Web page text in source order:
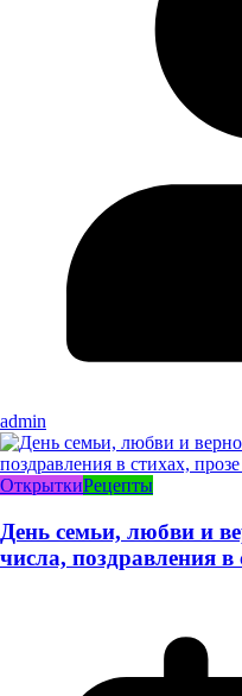
admin
ОткрыткиРецепты
День семьи, любви и
числа, поздравления